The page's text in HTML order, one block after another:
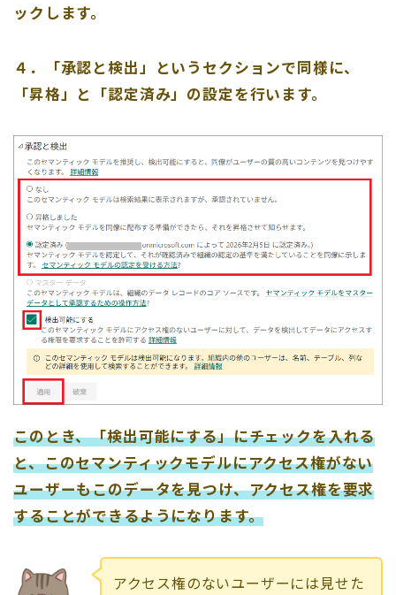
ックします。
４．「承認と検出」というセクションで同様に、
「昇格」と「認定済み」の設定を行います。
このとき、「検出可能にする」にチェックを入れる
と、このセマンティックモデルにアクセス権がない
ユーザーもこのデータを見つけ、アクセス権を要求
することができるようになります。
アクセス権のないユーザーには見せた